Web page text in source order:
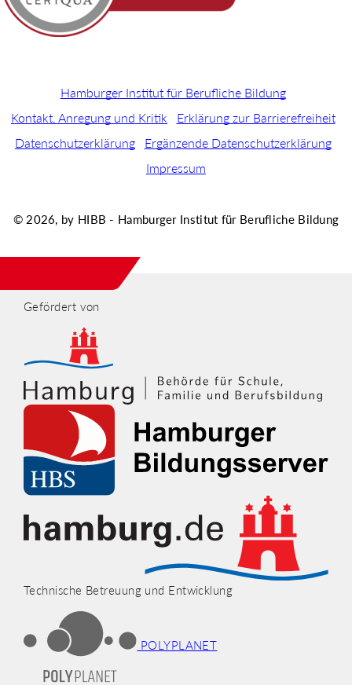
Hamburger Institut für Berufliche Bildung
Kontakt, Anregung und Kritik
Erklärung zur Barrierefreiheit
Datenschutzerklärung
Ergänzende Datenschutzerklärung
Impressum
© 2026, by HIBB - Hamburger Institut für Berufliche Bildung
Gefördert von
Technische Betreuung und Entwicklung
POLYPLANET